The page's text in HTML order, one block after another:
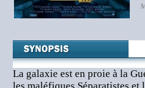
La galaxie est en proie à la